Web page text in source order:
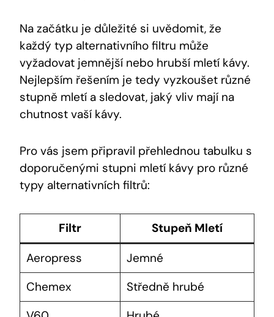
Na začátku je důležité si uvědomit, že
každý typ alternativního filtru může
vyžadovat jemnější nebo hrubší mletí kávy.
Nejlepším řešením je tedy vyzkoušet různé
stupně mletí a sledovat, jaký vliv mají na
chutnost vaší kávy.
Pro vás jsem připravil přehlednou tabulku s
doporučenými stupni mletí kávy pro různé
typy alternativních filtrů:
Filtr
Stupeň Mletí
Aeropress
Jemné
Chemex
Středně hrubé